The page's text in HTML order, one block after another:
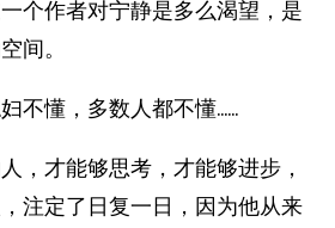
个作者对宁静是多么渴望，是
间。
不懂，多数人都不懂……
，才能够思考，才能够进步，
注定了日复一日，因为他从来